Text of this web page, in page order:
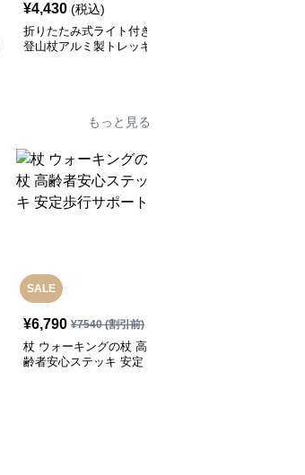
¥4,430 (税込)
折りたたみ式ライト付き
登山杖アルミ製トレッキ
もっと見る
SALE
¥6,790 ¥7540(割引前)
杖 ウォーキングの杖 高
齢者安心ステッキ 安定